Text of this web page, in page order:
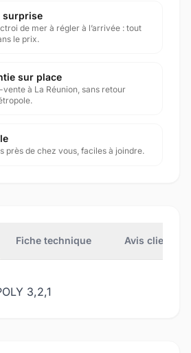
surprise
de mer à régler à l’arrivée : tout
le prix.
sur place
à La Réunion, sans retour
près de chez vous, faciles à joindre.
Fiche technique Avis clients
3,2,1